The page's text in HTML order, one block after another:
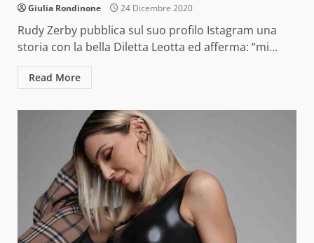
Giulia Rondinone 24 Dicembre 2020
Rudy Zerby pubblica sul suo profilo Istagram una
storia con la bella Diletta Leotta ed afferma: “mi...
Read More